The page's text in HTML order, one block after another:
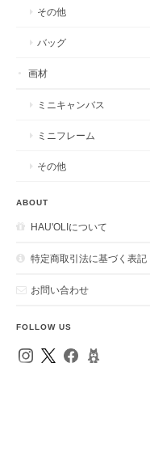
その他
バッグ
画材
ミニキャンバス
ミニフレーム
その他
ABOUT
HAU'OLIについて
特定商取引法に基づく表記
お問い合わせ
FOLLOW US